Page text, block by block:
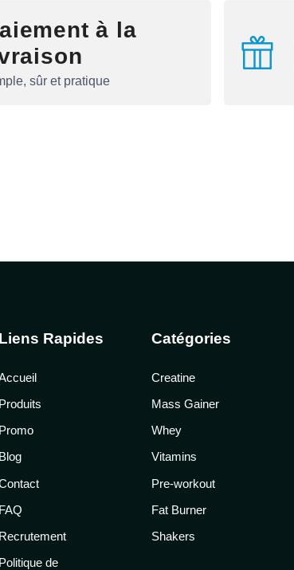
à la
sûr et pratique
Liens Rapides
Produits
Promo
Blog
FAQ
Recrutement
Politique de
Catégories
Creatine
Mass Gainer
Whey
Vitamins
Pre-workout
Fat Burner
Shakers